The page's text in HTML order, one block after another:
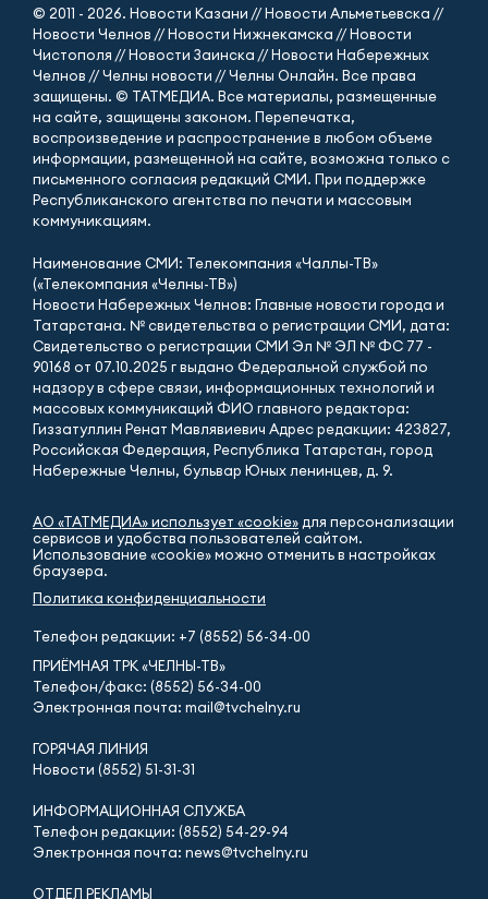
© 2011 - 2026. Новости Казани // Новости Альметьевска //
Новости Челнов // Новости Нижнекамска // Новости
Чистополя // Новости Заинска // Новости Набережных
Челнов // Челны новости // Челны Онлайн. Все права
защищены. © ТАТМЕДИА. Все материалы, размещенные
на сайте, защищены законом. Перепечатка,
воспроизведение и распространение в любом объеме
информации, размещенной на сайте, возможна только с
письменного согласия редакций СМИ. При поддержке
Республиканского агентства по печати и массовым
коммуникациям.
Наименование СМИ: Телекомпания «Чаллы-ТВ»
(«Телекомпания «Челны-ТВ»)
Новости Набережных Челнов: Главные новости города и
Татарстана. № свидетельства о регистрации СМИ, дата:
Свидетельство о регистрации СМИ Эл № ЭЛ № ФС 77 -
90168 от 07.10.2025 г выдано Федеральной службой по
надзору в сфере связи, информационных технологий и
массовых коммуникаций ФИО главного редактора:
Гиззатуллин Ренат Мавлявиевич Адрес редакции: 423827,
Российская Федерация, Республика Татарстан, город
Набережные Челны, бульвар Юных ленинцев, д. 9.
АО «ТАТМЕДИА» использует «cookie» для персонализации
сервисов и удобства пользователей сайтом.
Использование «cookie» можно отменить в настройках
браузера.
Политика конфиденциальности
Телефон редакции: +7 (8552) 56-34-00
ПРИЁМНАЯ ТРК «ЧЕЛНЫ-ТВ»
Телефон/факс: (8552) 56-34-00
Электронная почта: mail@tvchelny.ru
ГОРЯЧАЯ ЛИНИЯ
Новости (8552) 51-31-31
ИНФОРМАЦИОННАЯ СЛУЖБА
Телефон редакции: (8552) 54-29-94
Электронная почта: news@tvchelny.ru
ОТДЕЛ РЕКЛАМЫ